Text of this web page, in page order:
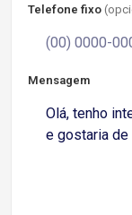
Telefone fixo
Mensagem